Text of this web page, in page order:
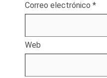
Correo electrónico *
Web